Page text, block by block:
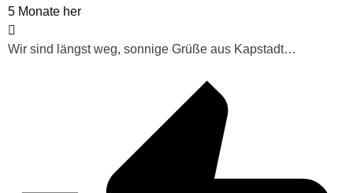
5 Monate her
Wir sind längst weg, sonnige Grüße aus Kapstadt…